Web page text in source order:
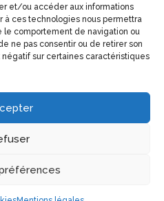
et/ou accéder aux informations
à ces technologies nous permettra
comportement de navigation ou
ne pas consentir ou de retirer son
sur certaines caractéristiques
Tous droits réservés.